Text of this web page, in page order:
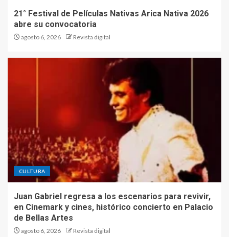
21° Festival de Películas Nativas Arica Nativa 2026
abre su convocatoria
agosto 6, 2026 Revista digital
CULTURA
Juan Gabriel regresa a los escenarios para revivir,
en Cinemark y cines, histórico concierto en Palacio
de Bellas Artes
agosto 6, 2026 Revista digital